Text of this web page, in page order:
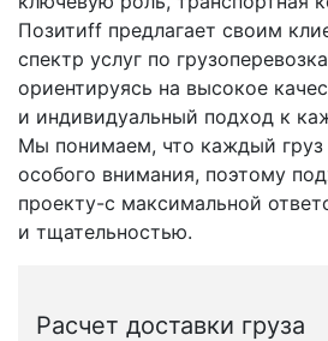
Позитиff предлагает своим
спектр услуг по
ориентируясь на высокое
и индивидуальный подход к
Мы понимаем, что каждый груз
особого внимания, поэтому
проекту-с максимальной
и тщательностью.
Расчет доставки груза